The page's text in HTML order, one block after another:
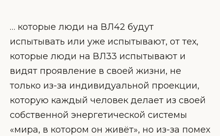
… которые люди на ВЛ42 будут
испытывать или уже испытывают, от тех,
которые люди на ВЛ33 испытывают и
видят проявление в своей жизни, не
только из-за индивидуальной проекции,
которую каждый человек делает из своей
собственной энергетической системы
«мира, в котором он живёт», но из-за помех